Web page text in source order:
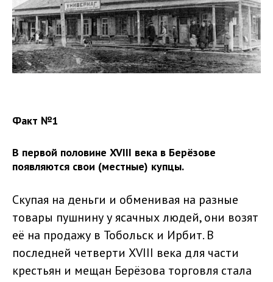
Факт №1
В первой половине XVIII века в Берёзове
появляются свои (местные) купцы.
Скупая на деньги и обменивая на разные
товары пушнину у ясачных людей, они возят
её на продажу в Тобольск и Ирбит. В
последней четверти XVIII века для части
крестьян и мещан Берёзова торговля стала